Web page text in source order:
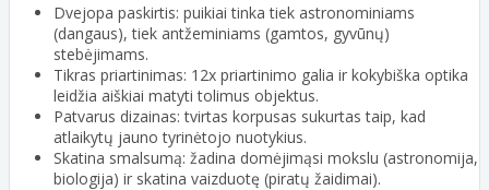
Dvejopa paskirtis: puikiai tinka tiek astronominiams
(dangaus), tiek antžeminiams (gamtos, gyvūnų)
stebėjimams.
Tikras priartinimas: 12x priartinimo galia ir kokybiška optika
leidžia aiškiai matyti tolimus objektus.
Patvarus dizainas: tvirtas korpusas sukurtas taip, kad
atlaikytų jauno tyrinėtojo nuotykius.
Skatina smalsumą: žadina domėjimąsi mokslu (astronomija,
biologija) ir skatina vaizduotę (piratų žaidimai).